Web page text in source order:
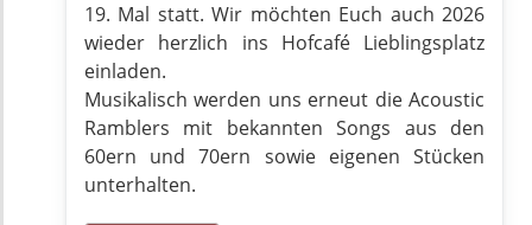
19. Mal statt. Wir möchten Euch auch 2026
wieder herzlich ins Hofcafé Lieblingsplatz
einladen.
Musikalisch werden uns erneut die Acoustic
Ramblers mit bekannten Songs aus den
60ern und 70ern sowie eigenen Stücken
unterhalten.